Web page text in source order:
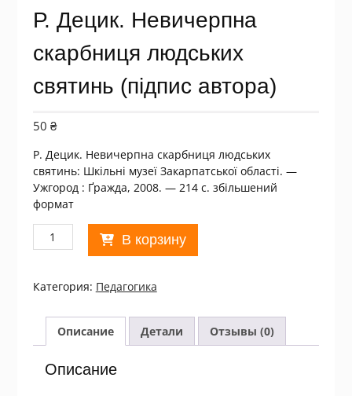
Р. Децик. Невичерпна
скарбниця людських
святинь (підпис автора)
50 ₴
Р. Децик. Невичерпна скарбниця людських
святинь: Шкільні музеї Закарпатської області. —
Ужгород : Ґражда, 2008. — 214 с. збільшений
формат
Количество
товара
Децик.
Невичерпна
скарбниця
людських
святинь
(підпис
В корзину
Категория: Педагогика
Описание Детали Отзывы (0)
Описание